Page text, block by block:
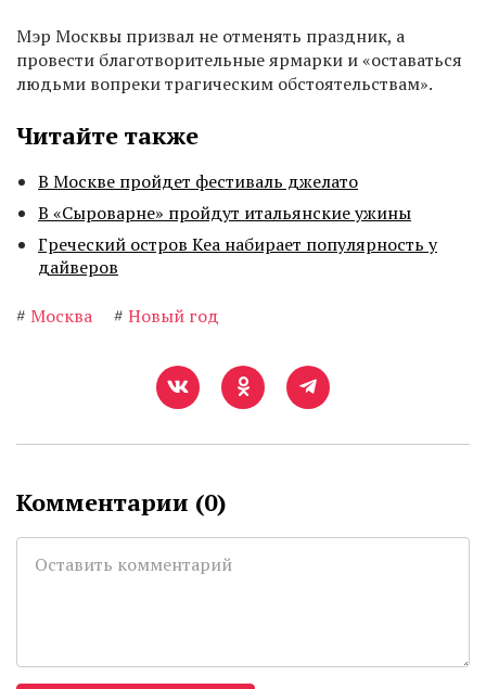
Мэр Москвы призвал не отменять праздник, а
провести благотворительные ярмарки и «оставаться
людьми вопреки трагическим обстоятельствам».
Читайте также
В Москве пройдет фестиваль джелато
В «Сыроварне» пройдут итальянские ужины
Греческий остров Кеа набирает популярность у
дайверов
# Москва # Новый год
Комментарии (0)